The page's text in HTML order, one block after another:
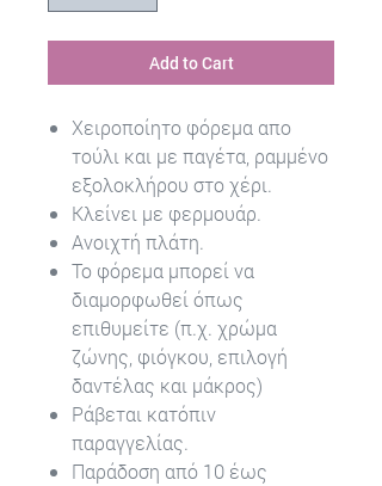
Add to Cart
Χειροποίητο φόρεμα απο
τούλι και με παγέτα, ραμμένο
εξολοκλήρου στο χέρι.
Κλείνει με φερμουάρ.
Ανοιχτή πλάτη.
Το φόρεμα μπορεί να
διαμορφωθεί όπως
επιθυμείτε (π.χ. χρώμα
ζώνης, φιόγκου, επιλογή
δαντέλας και μάκρος)
Ράβεται κατόπιν
παραγγελίας.
Παράδοση από 10 έως